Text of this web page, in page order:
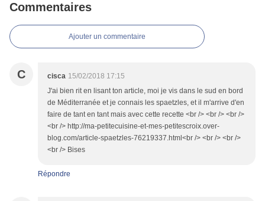
Commentaires
Ajouter un commentaire
C cisca 15/02/2018 17:15
J'ai bien rit en lisant ton article, moi je vis dans le sud en bord
de Méditerranée et je connais les spaetzles, et il m'arrive d'en
faire de tant en tant mais avec cette recette <br /> <br /> <br />
<br /> http://ma-petitecuisine-et-mes-petitescroix.over-
blog.com/article-spaetzles-76219337.html<br /> <br /> <br />
<br /> Bises
Répondre